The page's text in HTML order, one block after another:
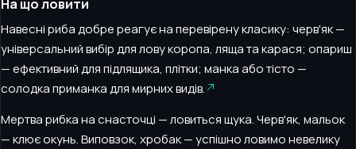
На що ловити
Навесні риба добре реагує на перевірену класику: черв'як —
універсальний вибір для лову коропа, ляща та карася; опариш
— ефективний для підлящика, плітки; манка або тісто —
солодка приманка для мирних видів.
Мертва рибка на снасточці — ловиться щука. Черв'як, мальок
— клює окунь. Виповзок, хробак — успішно ловимо невелику